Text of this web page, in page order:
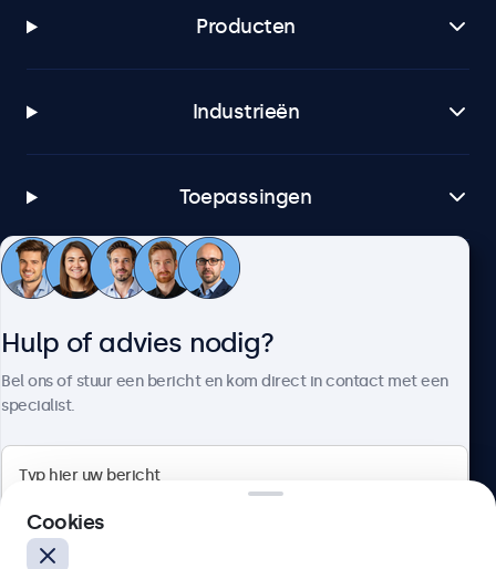
Producten
Industrieën
Toepassingen
Klantenservice
Hulp of advies nodig?
Bel ons of stuur een bericht en kom direct in contact met een
specialist.
Cookies